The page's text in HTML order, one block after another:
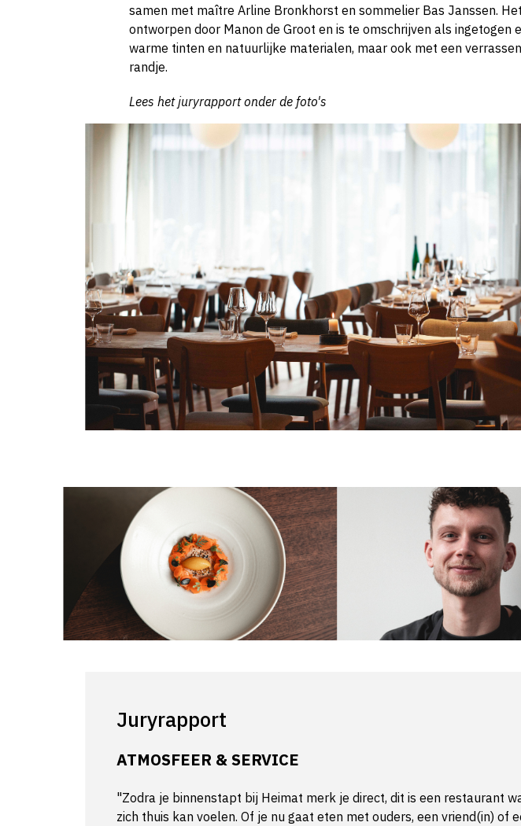
samen met maître Arline Bronkhorst en sommelier Bas Janssen.
ontworpen door Manon de Groot en is te omschrijven als ingetogen
warme tinten en natuurlijke materialen, maar ook met een
randje.
Lees het juryrapport onder de foto's
Juryrapport
ATMOSFEER & SERVICE
"Zodra je binnenstapt bij Heimat merk je direct, dit is een restaurant
zich thuis kan voelen. Of je nu gaat eten met ouders, een vriend(in) of